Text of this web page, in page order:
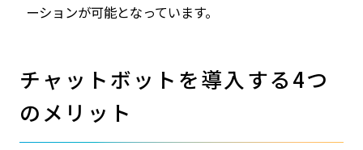
ーションが可能となっています。
チャットボットを導入する4つ
のメリット